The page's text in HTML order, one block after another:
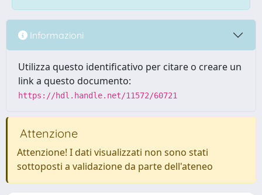
Informazioni
Utilizza questo identificativo per citare o creare un
link a questo documento:
https://hdl.handle.net/11572/60721
Attenzione
Attenzione! I dati visualizzati non sono stati
sottoposti a validazione da parte dell'ateneo